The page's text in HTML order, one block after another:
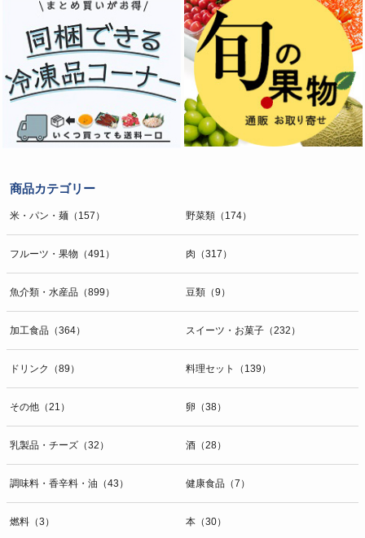
商品カテゴリー
米・パン・麺（157） 野菜類（174）
フルーツ・果物（491） 肉（317）
魚介類・水産品（899） 豆類（9）
加工食品（364） スイーツ・お菓子（232）
ドリンク（89） 料理セット（139）
その他（21） 卵（38）
乳製品・チーズ（32） 酒（28）
調味料・香辛料・油（43） 健康食品（7）
燃料（3） 本（30）